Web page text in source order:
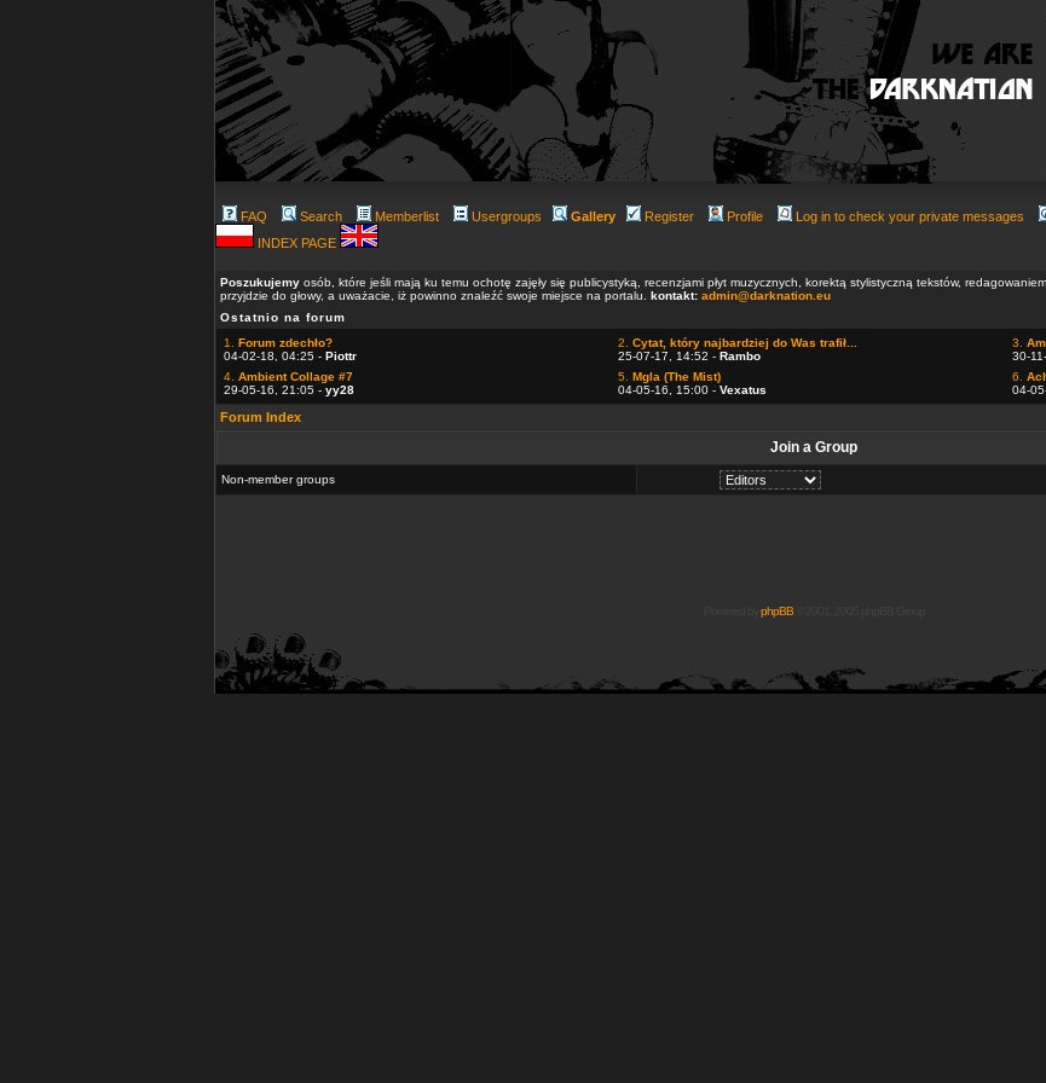
FAQ Search Memberlist Usergroups Gallery Register Profile Log in to check your private messages
INDEX PAGE
Poszukujemy osób, które jeśli mają ku temu ochotę zajęły się publicystyką, recenzjami płyt muzycznych, korektą stylistyczną tekstów,
przyjdzie do głowy, a uważacie, iż powinno znaleźć swoje miejsce na portalu. kontakt: admin@darknation.eu
Ostatnio na forum
1. Forum zdechło?
04-02-18, 04:25 - Piottr
2. Cytat, który najbardziej do Was trafił...
25-07-17, 14:52 - Rambo
3.
30-
4. Ambient Collage #7
29-05-16, 21:05 - yy28
5. Mgla (The Mist)
04-05-16, 15:00 - Vexatus
6.
04-
Forum Index
Join a Group
Non-member groups
phpBB© 2001, 2005 phpBB Group